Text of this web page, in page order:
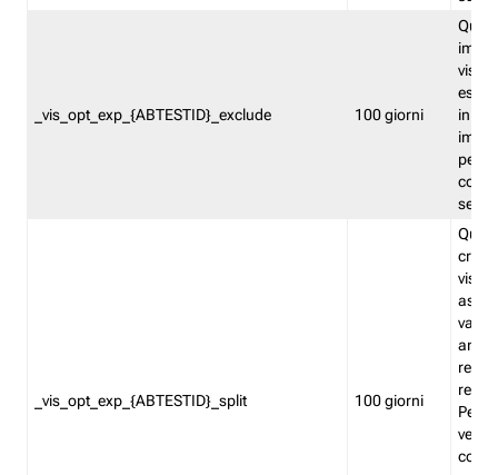
_vis_opt_exp_{ABTESTID}_exclude 100 giorni
in
_vis_opt_exp_{ABTESTID}_split 100 giorni